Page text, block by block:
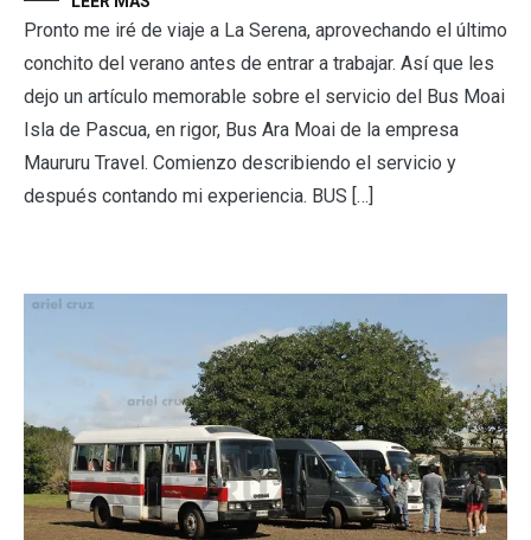
Pronto me iré de viaje a La Serena, aprovechando el último
conchito del verano antes de entrar a trabajar. Así que les
dejo un artículo memorable sobre el servicio del Bus Moai
Isla de Pascua, en rigor, Bus Ara Moai de la empresa
Maururu Travel. Comienzo describiendo el servicio y
después contando mi experiencia. BUS […]